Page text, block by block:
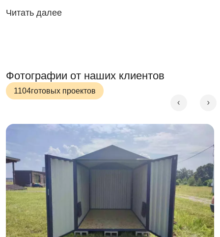
Хозблок весит 380 кг. Вы сможете перевезти его в любое
Контейнер собирается за 2 часа при помощи
отвертки. С этим легко справится даже новичок.
Вместе с напарником Вы соберете контейнер еще
оборудования.
Для контейнера не нужен фундамент: достаточно
ровной поверхности.
Цикличность эксплуатации
Собрать и разобрать контейнер можно любое
количество раз. Каждый новый цикл никак не
повлияет на его свойства!
Хозблок спокойно выдержит 100 циклов, и будет как
новый даже через 5 лет.
Читать далее
Фотографии от наших клиентов
1104готовых проектов